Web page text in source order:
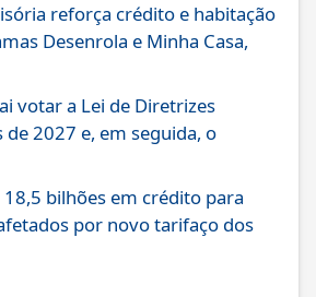
reforça crédito e habitação
Desenrola e Minha Casa,
votar a Lei de Diretrizes
2027 e, em seguida, o
bilhões em crédito para
por novo tarifaço dos